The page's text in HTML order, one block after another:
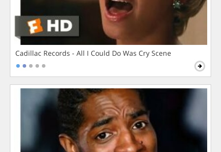
Cadillac Records - All I Could Do Was Cry Scene